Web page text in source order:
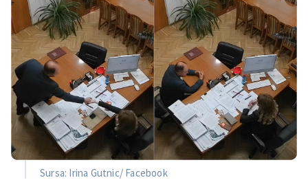
Sursa: Irina Gutnic/ Facebook